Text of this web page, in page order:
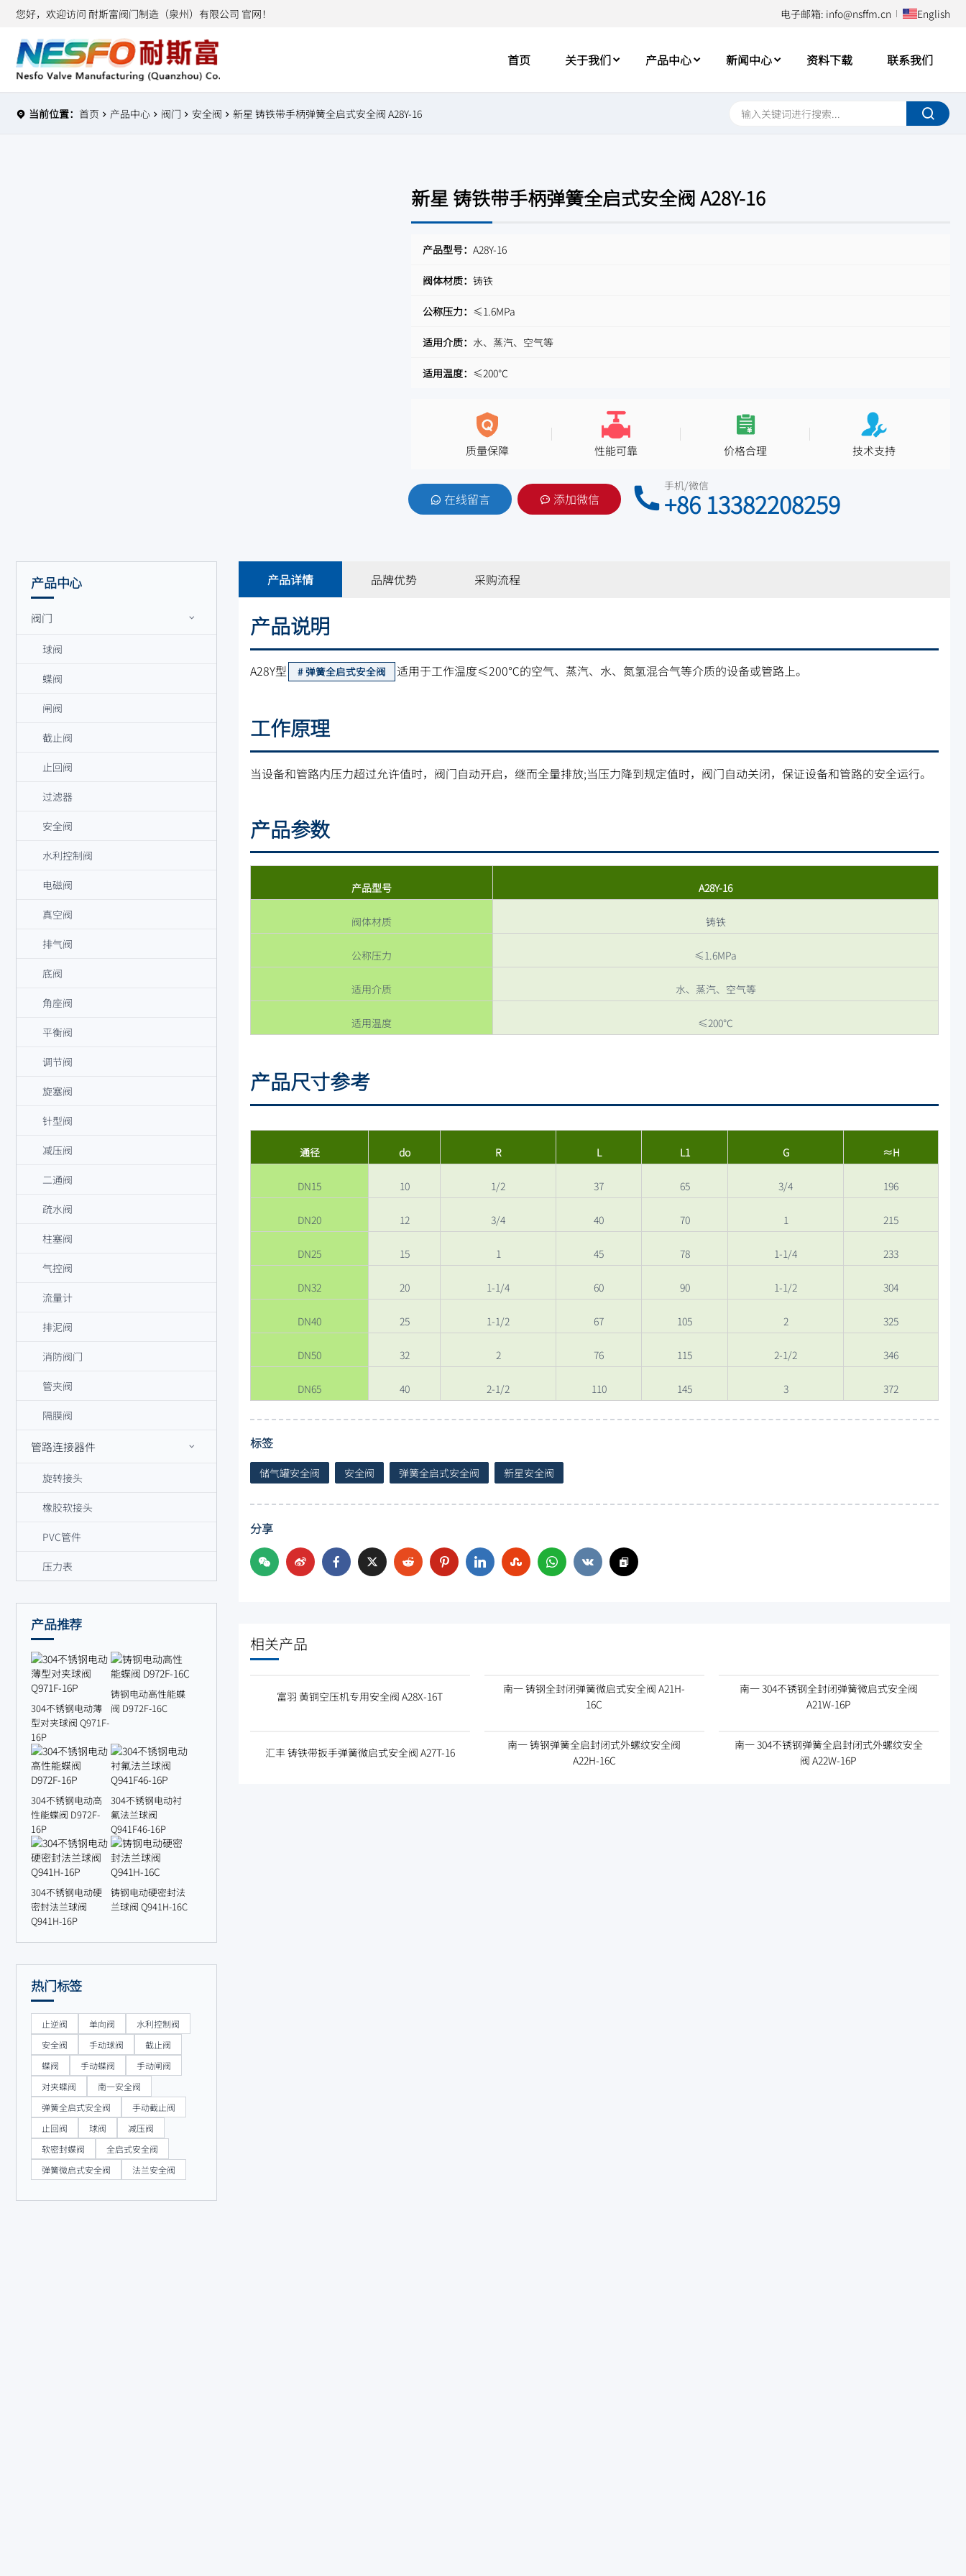
您好，欢迎访问 耐斯富阀门制造（泉州）有限公司 官网！ 电子邮箱: info@nsffm.cn English
首页 关于我们 产品中心 新闻中心 资料下载 联系我们
当前位置： 首页 产品中心 阀门 安全阀 新星 铸铁带手柄弹簧全启式安全阀 A28Y-16
新星 铸铁带手柄弹簧全启式安全阀 A28Y-16
产品型号： A28Y-16
阀体材质： 铸铁
公称压力： ≤1.6MPa
适用介质： 水、蒸汽、空气等
适用温度： ≤200℃
质量保障 性能可靠 价格合理 技术支持
在线留言 添加微信
手机/微信
+86 13382208259
产品中心
阀门
球阀
蝶阀
闸阀
截止阀
止回阀
过滤器
安全阀
水利控制阀
电磁阀
真空阀
排气阀
底阀
角座阀
平衡阀
调节阀
旋塞阀
针型阀
减压阀
二通阀
疏水阀
柱塞阀
气控阀
流量计
排泥阀
消防阀门
管夹阀
隔膜阀
管路连接器件
旋转接头
橡胶软接头
PVC管件
压力表
产品推荐
304不锈钢电动薄
型对夹球阀 Q971F-
16P
铸钢电动高性能蝶
阀 D972F-16C
304不锈钢电动高
性能蝶阀 D972F-
16P
304不锈钢电动衬
氟法兰球阀
Q941F46-16P
304不锈钢电动硬
密封法兰球阀
Q941H-16P
铸钢电动硬密封法
兰球阀 Q941H-16C
热门标签
止逆阀 单向阀
水利控制阀
安全阀
手动球阀
截止阀
蝶阀
手动蝶阀
手动闸阀
对夹蝶阀
南一安全阀
弹簧全启式安全阀
手动截止阀
止回阀
球阀
减压阀
软密封蝶阀
全启式安全阀
弹簧微启式安全阀
法兰安全阀
产品详情 品牌优势 采购流程
产品说明
A28Y型 弹簧全启式安全阀 适用于工作温度≤200℃的空气、蒸汽、水、氮氢混合气等介质的设备或管路上。
工作原理
当设备和管路内压力超过允许值时，阀门自动开启，继而全量排放;当压力降到规定值时，阀门自动关闭，保证设备和管路的安全运行。
产品参数
产品型号 A28Y-16
阀体材质 铸铁
公称压力 ≤1.6MPa
适用介质 水、蒸汽、空气等
适用温度 ≤200℃
产品尺寸参考
通径 do R L L1 G ≈H
DN15 10 1/2 37 65 3/4 196
DN20 12 3/4 40 70 1 215
DN25 15 1 45 78 1-1/4 233
DN32 20 1-1/4 60 90 1-1/2 304
DN40 25 1-1/2 67 105 2 325
DN50 32 2 76 115 2-1/2 346
DN65 40 2-1/2 110 145 3 372
标签
储气罐安全阀 安全阀 弹簧全启式安全阀 新星安全阀
分享
相关产品
富羽 黄铜空压机专用安全阀 A28X-16T
南一 铸钢全封闭弹簧微启式安全阀 A21H-
16C
南一 304不锈钢全封闭弹簧微启式安全阀
A21W-16P
汇丰 铸铁带扳手弹簧微启式安全阀 A27T-16
南一 铸钢弹簧全启封闭式外螺纹安全阀
A22H-16C
南一 304不锈钢弹簧全启封闭式外螺纹安全
阀 A22W-16P